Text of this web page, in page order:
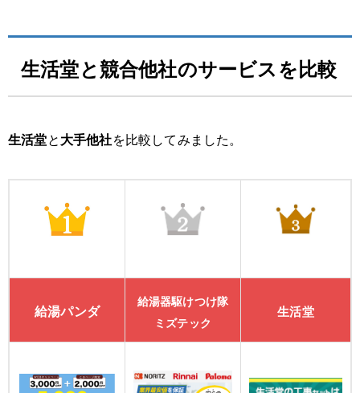
生活堂と競合他社のサービスを比較
生活堂と 大手他社を比較してみました。
給湯パンダ
給湯器駆けつけ隊
ミズテック
生活堂